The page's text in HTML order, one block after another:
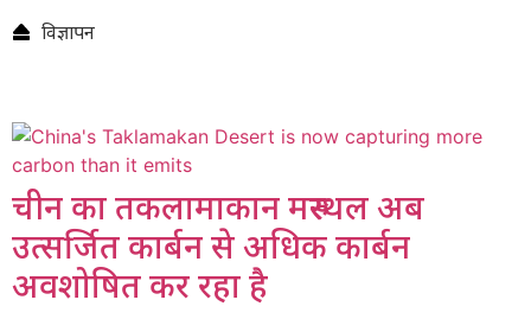
विज्ञापन
चीन का तकलामाकान मरुस्थल अब
उत्सर्जित कार्बन से अधिक कार्बन
अवशोषित कर रहा है